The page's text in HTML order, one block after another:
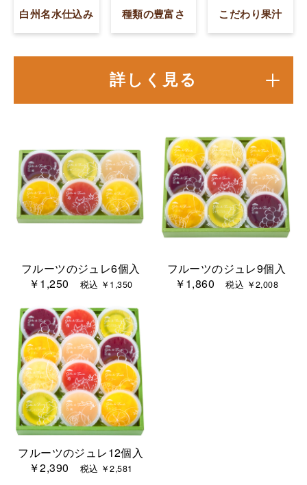
白州名水仕込み 種類の豊富さ こだわり果汁
詳しく見る
フルーツのジュレ6個入
￥1,250
税込 ￥1,350
フルーツのジュレ9個入
￥1,860税込 ￥2,008
フルーツのジュレ12個入
￥2,390
税込 ￥2,581